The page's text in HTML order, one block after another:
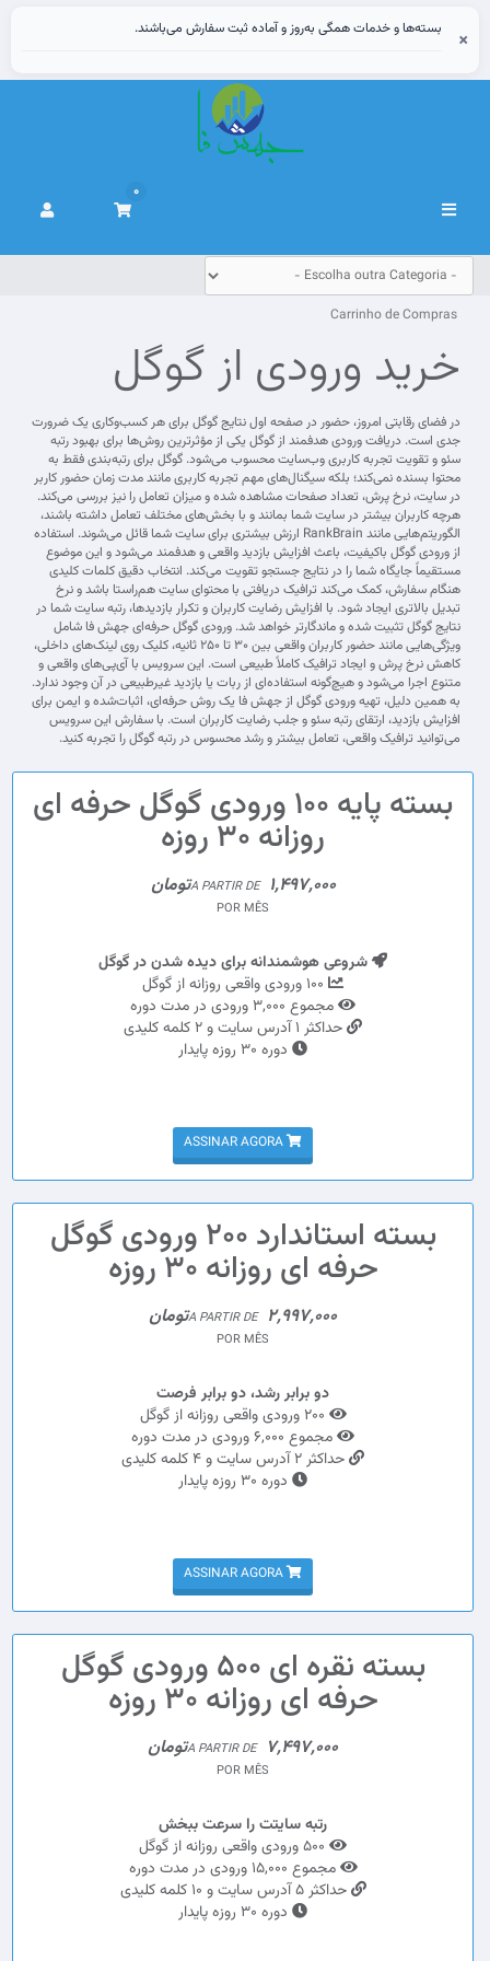
بسته‌ها و خدمات همگی به‌روز و آماده ثبت سفارش می‌باشند. ×
Alternar
0
Carrinho de Compras
خرید ورودی از گوگل
در فضای رقابتی امروز، حضور در صفحه اول نتایج گوگل برای هر کسب‌وکاری یک ضرورت
جدی است. دریافت ورودی هدفمند از گوگل یکی از مؤثرترین روش‌ها برای بهبود رتبه
سئو و تقویت تجربه کاربری وب‌سایت محسوب می‌شود. گوگل برای رتبه‌بندی فقط به
محتوا بسنده نمی‌کند؛ بلکه سیگنال‌های مهم تجربه کاربری مانند مدت زمان حضور کاربر
در سایت، نرخ پرش، تعداد صفحات مشاهده شده و میزان تعامل را نیز بررسی می‌کند.
هرچه کاربران بیشتر در سایت شما بمانند و با بخش‌های مختلف تعامل داشته باشند،
الگوریتم‌هایی مانند RankBrain ارزش بیشتری برای سایت شما قائل می‌شوند. استفاده
از ورودی گوگل باکیفیت، باعث افزایش بازدید واقعی و هدفمند می‌شود و این موضوع
مستقیماً جایگاه شما را در نتایج جستجو تقویت می‌کند. انتخاب دقیق کلمات کلیدی
هنگام سفارش، کمک می‌کند ترافیک دریافتی با محتوای سایت هم‌راستا باشد و نرخ
تبدیل بالاتری ایجاد شود. با افزایش رضایت کاربران و تکرار بازدیدها، رتبه سایت شما در
نتایج گوگل تثبیت شده و ماندگارتر خواهد شد. ورودی گوگل حرفه‌ای جهش فا شامل
ویژگی‌هایی مانند حضور کاربران واقعی بین ۳۰ تا ۲۵۰ ثانیه، کلیک روی لینک‌های داخلی،
کاهش نرخ پرش و ایجاد ترافیک کاملاً طبیعی است. این سرویس با آی‌پی‌های واقعی و
متنوع اجرا می‌شود و هیچ‌گونه استفاده‌ای از ربات یا بازدید غیرطبیعی در آن وجود ندارد.
به همین دلیل، تهیه ورودی گوگل از جهش فا یک روش حرفه‌ای، اثبات‌شده و ایمن برای
افزایش بازدید، ارتقای رتبه سئو و جلب رضایت کاربران است. با سفارش این سرویس
می‌توانید ترافیک واقعی، تعامل بیشتر و رشد محسوس در رتبه گوگل را تجربه کنید.
بسته پایه 100 ورودی گوگل حرفه ای
روزانه 30 روزه
A PARTIR DE 1,497,000تومان
POR MÊS
شروعی هوشمندانه برای دیده شدن در گوگل
مجموع 3,000 ورودی در مدت دوره
حداکثر 1 آدرس سایت و 2 کلمه کلیدی
دوره 30 روزه پایدار
ASSINAR AGORA
بسته استاندارد 200 ورودی گوگل
حرفه ای روزانه 30 روزه
A PARTIR DE 2,997,000تومان
POR MÊS
دو برابر رشد، دو برابر فرصت
مجموع 6,000 ورودی در مدت دوره
حداکثر 2 آدرس سایت و 4 کلمه کلیدی
دوره 30 روزه پایدار
ASSINAR AGORA
بسته نقره ای 500 ورودی گوگل
حرفه ای روزانه 30 روزه
A PARTIR DE 7,497,000تومان
POR MÊS
رتبه سایتت را سرعت ببخش
مجموع 15,000 ورودی در مدت دوره
حداکثر 5 آدرس سایت و 10 کلمه کلیدی
دوره 30 روزه پایدار